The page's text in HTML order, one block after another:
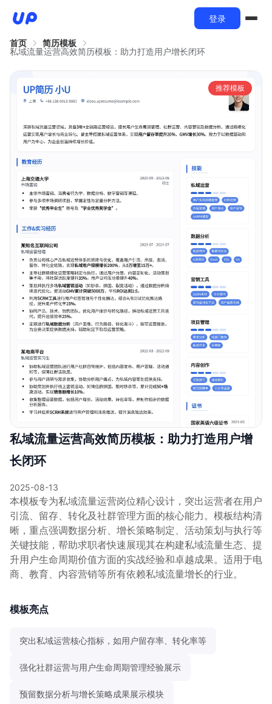
登录
首页
简历模板
私域流量运营高效简历模板：助力打造用户增长闭环
推荐模板
私域流量运营高效简历模板：助力打造用户增
长闭环
2025-08-13
本模板专为私域流量运营岗位精心设计，突出运营者在用户
引流、留存、转化及社群管理方面的核心能力。模板结构清
晰，重点强调数据分析、增长策略制定、活动策划与执行等
关键技能，帮助求职者快速展现其在构建私域流量生态、提
升用户生命周期价值方面的实战经验和卓越成果。适用于电
商、教育、内容营销等所有依赖私域流量增长的行业。
模板亮点
突出私域运营核心指标，如用户留存率、转化率等
强化社群运营与用户生命周期管理经验展示
预留数据分析与增长策略成果展示模块